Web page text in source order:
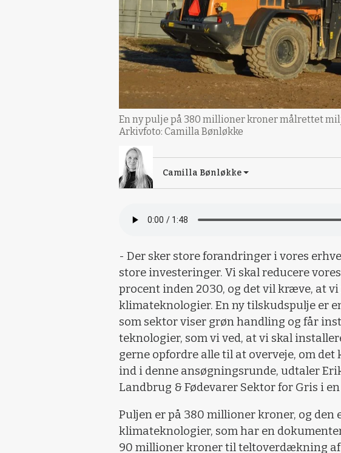
En ny pulje på 380 millioner kroner målrettet
Arkivfoto: Camilla Bønløkke
Camilla Bønløkke
- Der sker store forandringer i vores
store investeringer. Vi skal reducere
procent inden 2030, og det vil kræve, at
klimateknologier. En ny tilskudspulje er
som sektor viser grøn handling og får
teknologier, som vi ved, at vi skal
gerne opfordre alle til at overveje, om
ind i denne ansøgningsrunde, udtaler
Landbrug & Fødevarer Sektor for Gris i en
Puljen er på 380 millioner kroner, og
klimateknologier, som har en
90 millioner kroner til teltoverdækning